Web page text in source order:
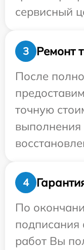
сервисный
3
Ремонт
После
точную
выполнения
4
По
работ Вы